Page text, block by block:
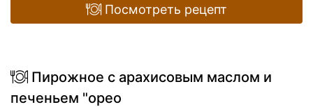
Посмотреть рецепт
Пирожное с арахисовым маслом и
печеньем "орео